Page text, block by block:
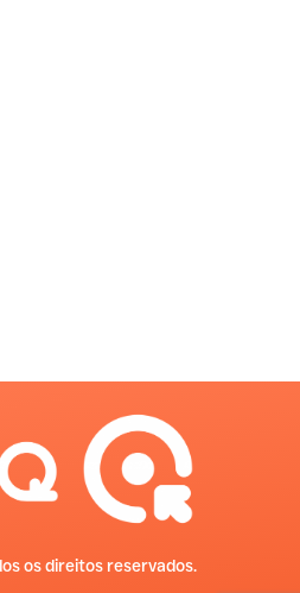
os direitos reservados.